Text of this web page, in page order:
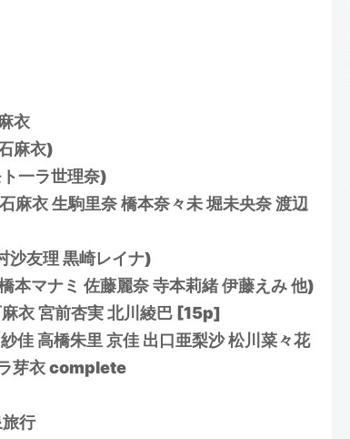
衣
麻衣)
一ラ世理奈)
衣 生駒里奈 橋本奈々未 堀未央奈 渡辺
友理 黒崎レイナ)
マナミ 佐藤麗奈 寺本莉緒 伊藤えみ 他)
衣 宮前杏実 北川綾巴 [15p]
高橋朱里 京佳 出口亜梨沙 松川菜々花
芽衣 complete
行